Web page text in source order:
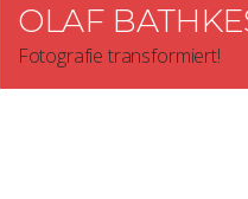
OLAF
Fotografie transformiert!